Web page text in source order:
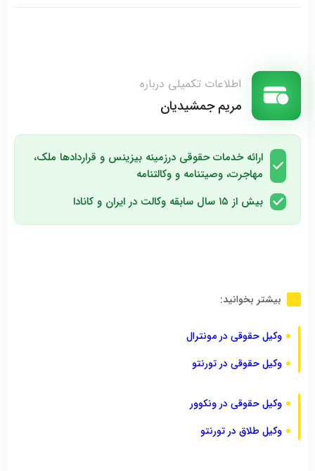
اطلاعات تکمیلی درباره
مریم جمشیدیان
ارائه خدمات حقوقی درزمینه بیزینس و قراردادها ملک،
مهاجرت، وصیتنامه و وکالتنامه
بیش از ۱۵ سال سابقه وکالت در ایران و کانادا
بیشتر بخوانید:
وکیل حقوقی در مونترال
وکیل حقوقی در تورنتو
وکیل حقوقی در ونکوور
وکیل طلاق در تورنتو